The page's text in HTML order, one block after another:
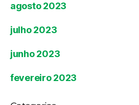
agosto 2023
julho 2023
junho 2023
fevereiro 2023